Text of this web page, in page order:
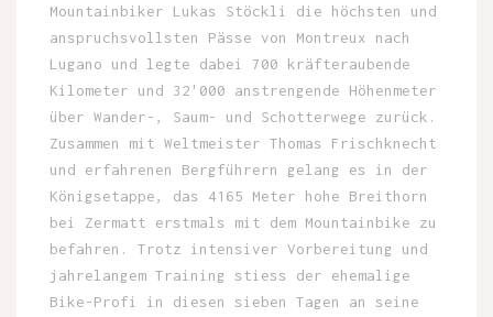
Mountainbiker Lukas Stöckli die höchsten und
anspruchsvollsten Pässe von Montreux nach
Lugano und legte dabei 700 kräfteraubende
Kilometer und 32'000 anstrengende Höhenmeter
über Wander-, Saum- und Schotterwege zurück.
Zusammen mit Weltmeister Thomas Frischknecht
und erfahrenen Bergführern gelang es in der
Königsetappe, das 4165 Meter hohe Breithorn
bei Zermatt erstmals mit dem Mountainbike zu
befahren. Trotz intensiver Vorbereitung und
jahrelangem Training stiess der ehemalige
Bike-Profi in diesen sieben Tagen an seine